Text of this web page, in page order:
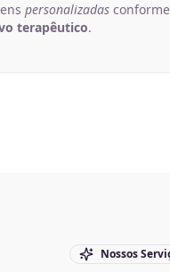
personalizadas
terapêutico.
Nossos